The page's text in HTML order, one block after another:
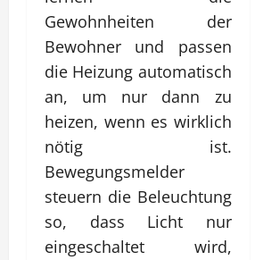
Gewohnheiten der
Bewohner und passen
die Heizung automatisch
an, um nur dann zu
heizen, wenn es wirklich
nötig ist.
Bewegungsmelder
steuern die Beleuchtung
so, dass Licht nur
eingeschaltet wird,